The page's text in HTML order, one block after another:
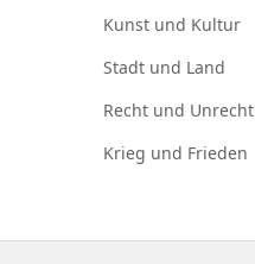
Kunst und Kultur
Stadt und Land
Recht und Unrecht
Krieg und Frieden